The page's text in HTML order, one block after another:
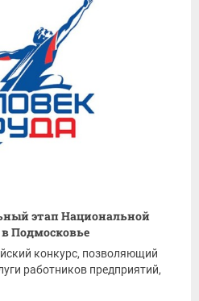
этап Национальной
Подмосковье
конкурс, позволяющий
работников предприятий,